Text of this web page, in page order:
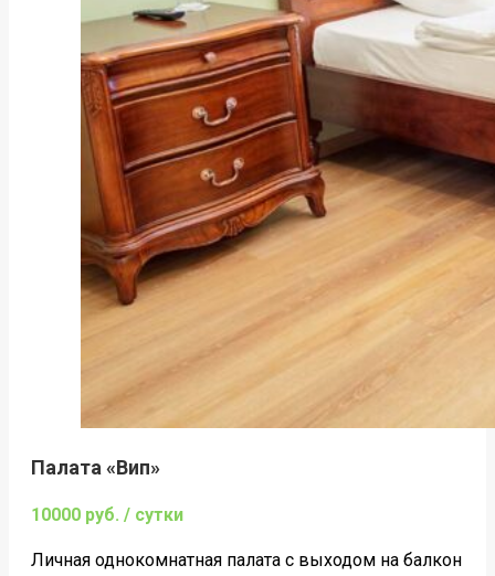
Палата «Вип»
10000 руб. / сутки
Личная однокомнатная палата c выходом на балкон